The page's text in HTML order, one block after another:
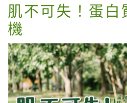
肌不可失！蛋白
機